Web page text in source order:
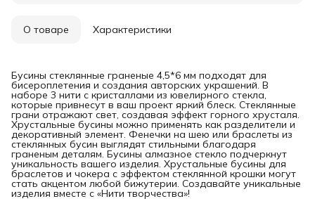
О товаре Характеристики
Бусины стеклянные граненые 4,5*6 мм подходят для
бисероплетения и создания авторских украшений. В
наборе 3 нити с кристаллами из ювелирного стекла,
которые привнесут в ваш проект яркий блеск. Стеклянные
грани отражают свет, создавая эффект горного хрусталя.
Хрустальные бусины можно применять как разделители и
декоративный элемент. Фенечки на шею или браслеты из
стеклянных бусин выглядят стильными благодаря
граненым деталям. Бусины алмазное стекло подчеркнут
уникальность вашего изделия. Хрустальные бусины для
браслетов и чокера с эффектом стеклянной крошки могут
стать акцентом любой бижутерии. Создавайте уникальные
изделия вместе с «Нити творчества»!